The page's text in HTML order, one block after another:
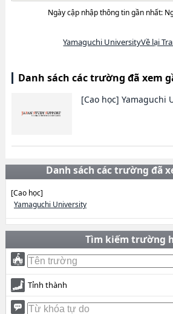
Ngày cập nhập thông tin gần nhất:
Yamaguchi UniversityVề lại
Danh sách các trường đã xem
[Cao học] Yamaguchi
Danh sách các trường đã
[Cao học]
Yamaguchi University
Tìm kiếm trường
Tỉnh thành